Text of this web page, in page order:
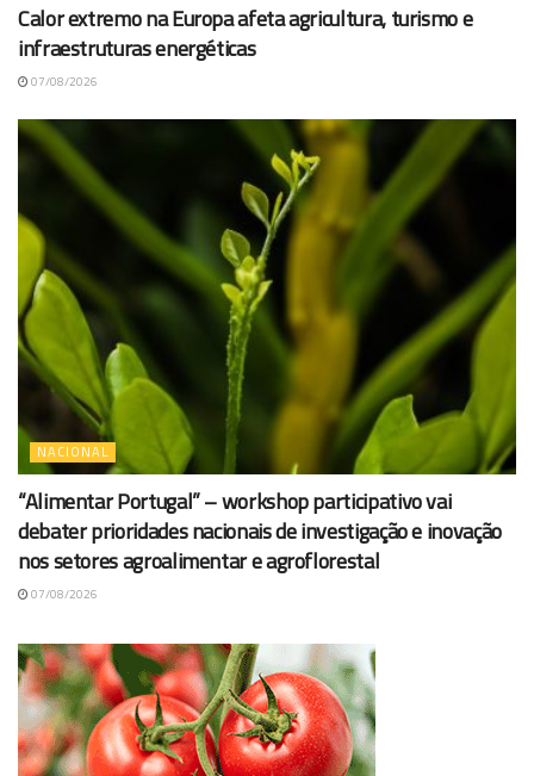
Calor extremo na Europa afeta agricultura, turismo e
infraestruturas energéticas
07/08/2026
NACIONAL
“Alimentar Portugal” – workshop participativo vai
debater prioridades nacionais de investigação e inovação
nos setores agroalimentar e agroflorestal
07/08/2026